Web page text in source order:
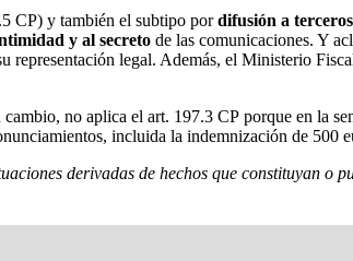
CP) y también el subtipo pordifusión a terceros
y al secreto de las comunicaciones. Y
representación legal. Además, el Ministerio
no aplica el art. 197.3 CP porque en la
incluida la indemnización de 500
derivadas de hechos que constituyan o